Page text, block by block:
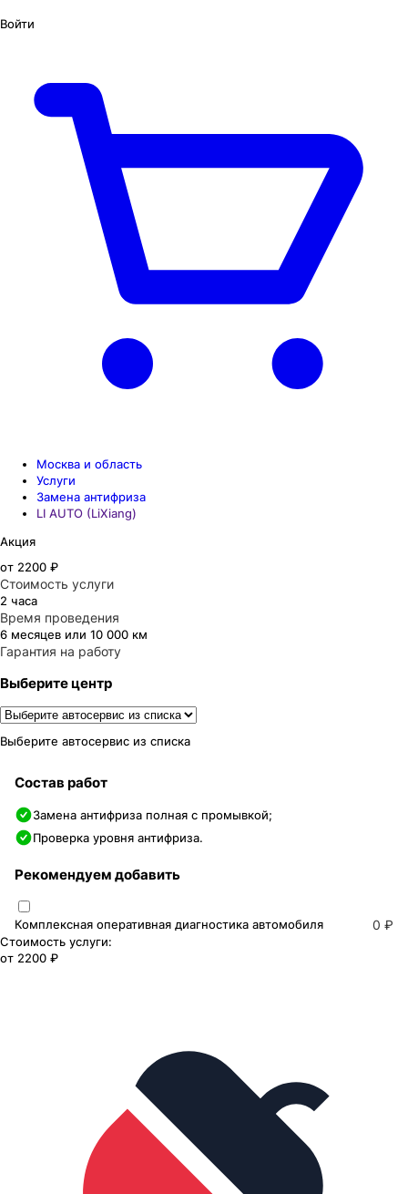
Войти
Москва и область
Услуги
Замена антифриза
LI AUTO (LiXiang)
Акция
от 2200 ₽
Стоимость услуги
2 часа
Время проведения
6 месяцев или 10 000 км
Гарантия на работу
Выберите центр
Выберите автосервис из списка
Состав работ
Замена антифриза полная с промывкой;
Проверка уровня антифриза.
Рекомендуем добавить
Комплексная оперативная диагностика автомобиля 0 ₽
Стоимость услуги:
от 2200 ₽